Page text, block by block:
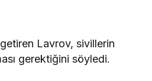
Lavrov, sivillerin
gerektiğini söyledi.